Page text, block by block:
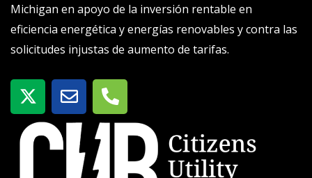
Michigan en apoyo de la inversión rentable en
eficiencia energética y energías renovables y contra las
solicitudes injustas de aumento de tarifas.
X
-
t
w
S
o
b
T
e
l